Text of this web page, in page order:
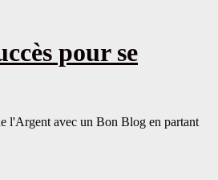
pour se
l'Argent avec un Bon Blog en partant